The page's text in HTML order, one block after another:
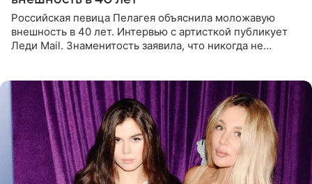
Российская певица Пелагея объяснила моложавую
внешность в 40 лет. Интервью с артисткой публикует
Леди Mail. Знаменитость заявила, что никогда не